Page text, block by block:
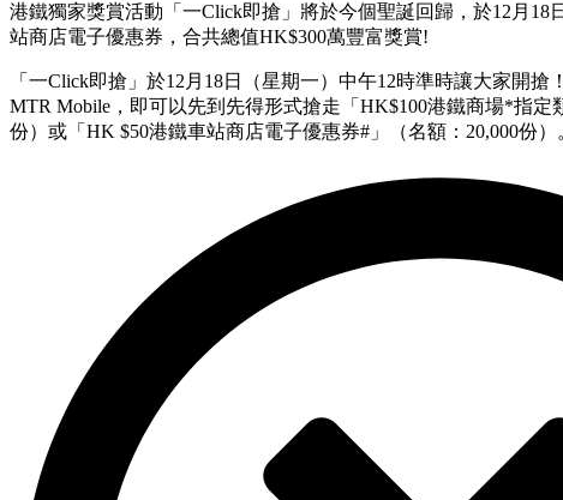
港鐵獨家獎賞活動「一Click即搶」將於今個聖誕回歸，於12月18
站商店電子優惠券，合共總值HK$300萬豐富獎賞!
「一Click即搶」於12月18日（星期一）中午12時準時讓大家開搶
MTR Mobile，即可以先到先得形式搶走「HK$100港鐵商場*指定
份）或「HK $50港鐵車站商店電子優惠券#」（名額：20,000份）